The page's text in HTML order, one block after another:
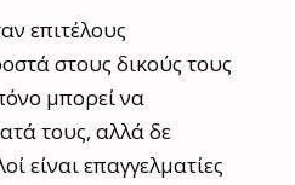
επιτέλους
στους δικούς τους
μπορεί να
τους, αλλά δε
είναι επαγγελματίες